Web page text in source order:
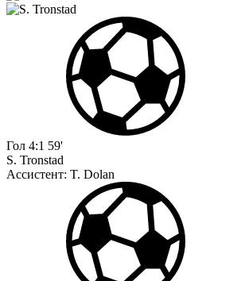
Гол 4:1 59'
S. Tronstad
Ассистент: T. Dolan